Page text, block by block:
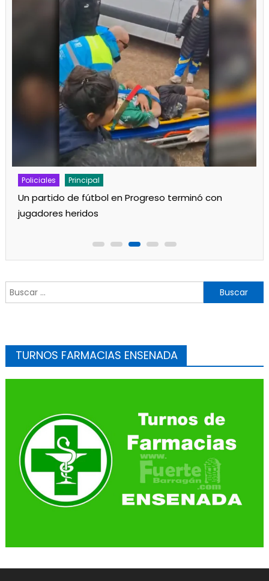
Policiales Principal
Un partido de fútbol en Progreso terminó con
jugadores heridos
Buscar:
TURNOS FARMACIAS ENSENADA